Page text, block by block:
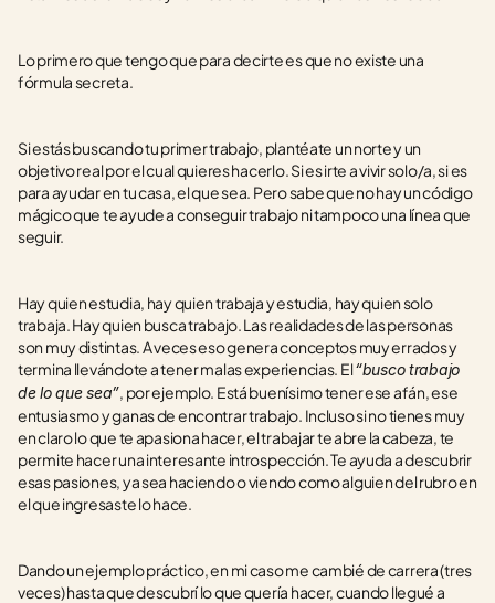
Lo primero que tengo que para decirte es que no existe una
fórmula secreta.
Si estás buscando tu primer trabajo, plantéate un norte y un
objetivo real por el cual quieres hacerlo. Si es irte a vivir solo/a, si es
para ayudar en tu casa, el que sea. Pero sabe que no hay un código
mágico que te ayude a conseguir trabajo ni tampoco una línea que
seguir.
Hay quien estudia, hay quien trabaja y estudia, hay quien solo
trabaja. Hay quien busca trabajo. Las realidades de las personas
son muy distintas. A veces eso genera conceptos muy errados y
termina llevándote a tener malas experiencias. El “busco trabajo
de lo que sea”, por ejemplo. Está buenísimo tener ese afán, ese
entusiasmo y ganas de encontrar trabajo. Incluso si no tienes muy
en claro lo que te apasiona hacer, el trabajar te abre la cabeza, te
permite hacer una interesante introspección. Te ayuda a descubrir
esas pasiones, ya sea haciendo o viendo como alguien del rubro en
el que ingresaste lo hace.
Dando un ejemplo práctico, en mi caso me cambié de carrera (tres
veces) hasta que descubrí lo que quería hacer, cuando llegué a